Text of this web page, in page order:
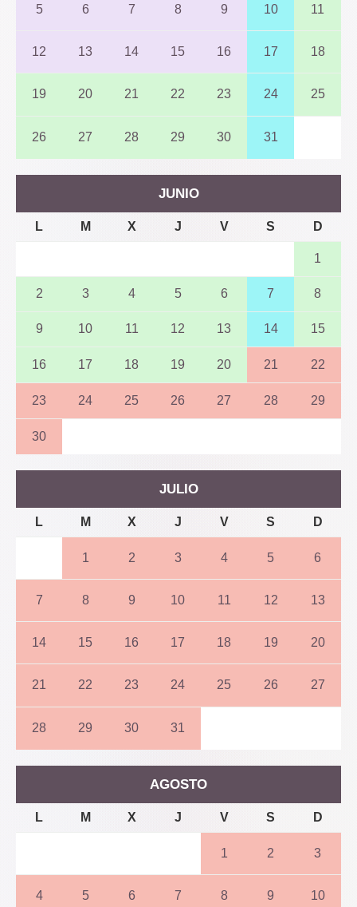
5 6 7 8 9 10 11
12 13 14 15 16 17 18
19 20 21 22 23 24 25
26 27 28 29 30 31
JUNIO
L M X J V S D
1
2 3 4 5 6 7 8
9 10 11 12 13 14 15
16 17 18 19 20 21 22
23 24 25 26 27 28 29
30
JULIO
L M X J V S D
1 2 3 4 5 6
7 8 9 10 11 12 13
14 15 16 17 18 19 20
21 22 23 24 25 26 27
28 29 30 31
AGOSTO
L M X J V S D
1 2 3
4 5 6 7 8 9 10